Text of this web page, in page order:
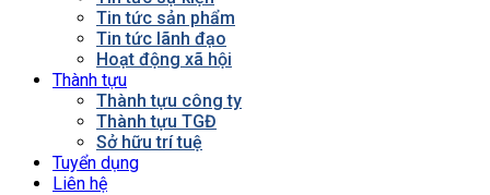
Tin tức sản phẩm
Tin tức lãnh đạo
Hoạt động xã hội
Thành tựu
Thành tựu công ty
Thành tựu TGĐ
Sở hữu trí tuệ
Tuyển dụng
Liên hệ